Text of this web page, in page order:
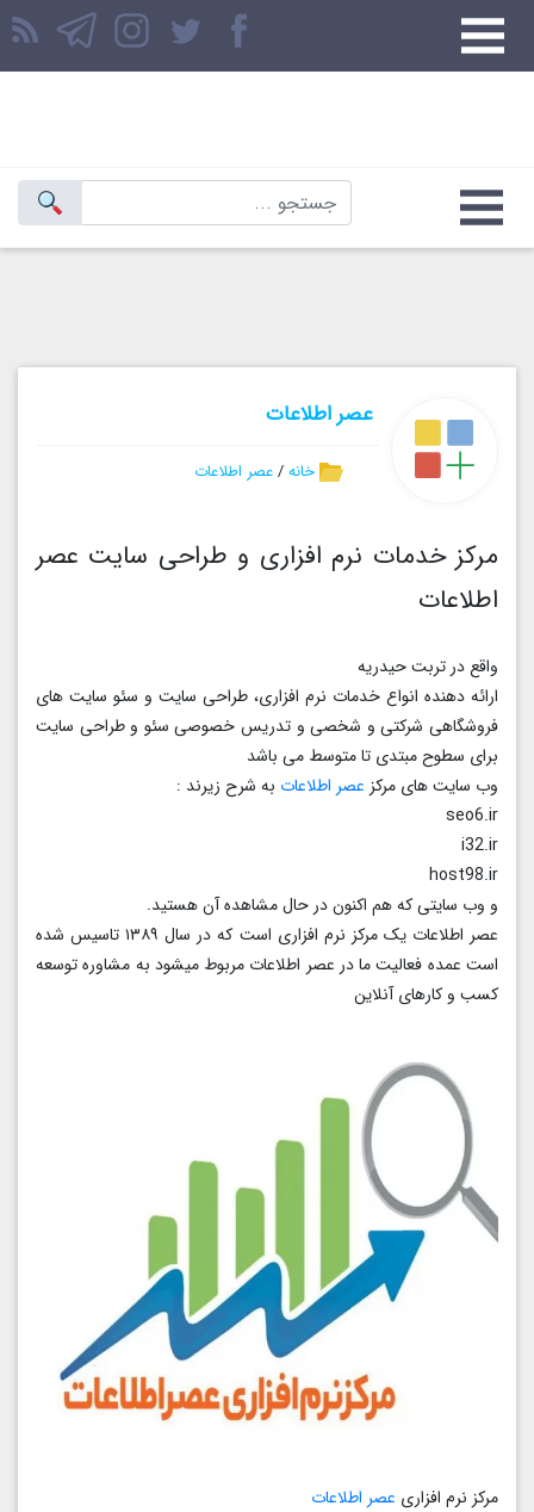
عصر اطلاعات
خانه/عصر اطلاعات
مرکز خدمات نرم افزاری و طراحی سایت عصر
اطلاعات
واقع در تربت حیدریه
ارائه دهنده انواع خدمات نرم افزاری، طراحی سایت و سئو سایت های
فروشگاهی شرکتی و شخصی و تدریس خصوصی سئو و طراحی سایت
برای سطوح مبتدی تا متوسط می باشد
وب سایت های مرکز عصر اطلاعاتبه شرح زیرند :
seo6.ir
i32.ir
host98.ir
و وب سایتی که هم اکنون در حال مشاهده آن هستید.
عصر اطلاعات یک مرکز نرم‌ افزاری است که در سال ۱۳۸۹ تاسیس شده
است عمده فعالیت ما در عصر اطلاعات مربوط میشود به مشاوره توسعه
کسب و کارهای آنلاین
مرکز نرم افزاری عصر اطلاعات